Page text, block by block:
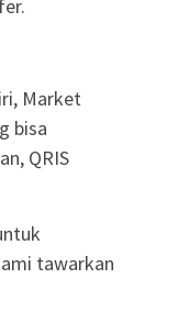
Market
bisa
QRIS
tawarkan